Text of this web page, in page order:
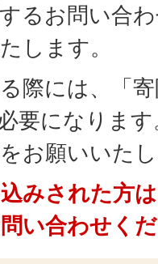
るお問い合
します。
際には、「
要になります
お願いいた
みされた方
い合わせく